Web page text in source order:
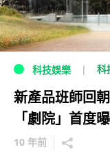
科技娛樂 科
新產品班師回
「劇院」首度
10 年前